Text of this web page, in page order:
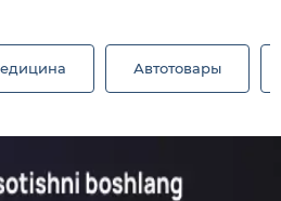
Автотовары